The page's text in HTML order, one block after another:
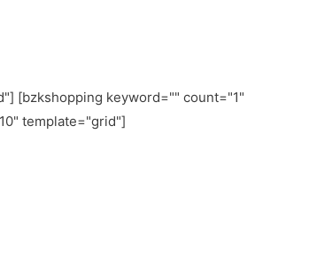
[bzkshopping keyword="" count="1"
template="grid"]